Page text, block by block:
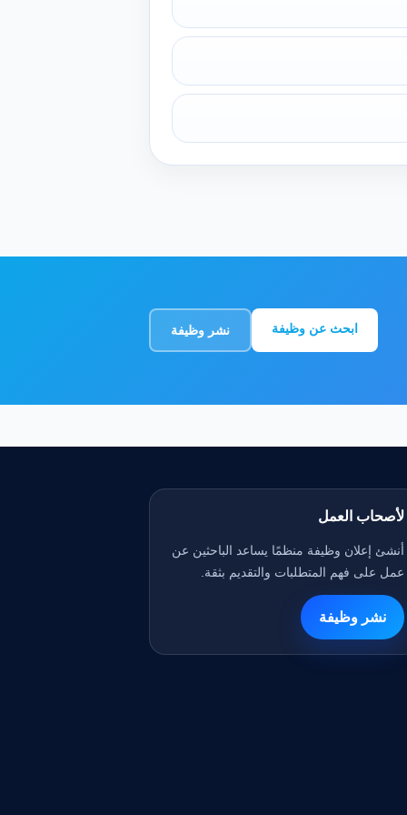
ابحث عن وظيفة نشر وظيفة
لأصحاب العمل
أنشئ إعلان وظيفة منظمًا يساعد الباحثين عن
عمل على فهم المتطلبات والتقديم بثقة.
نشر وظيفة